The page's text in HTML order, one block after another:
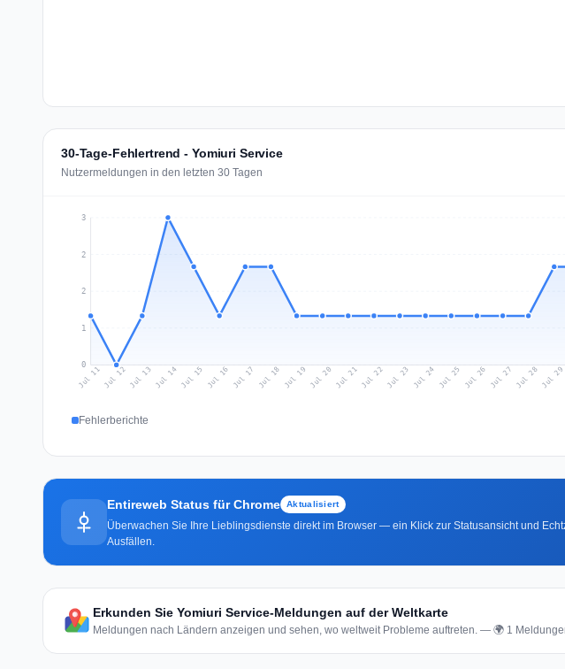
30-Tage-Fehlertrend - Yomiuri Service
Nutzermeldungen in den letzten 30 Tagen
0
1
2
2
3
Jul 11Jul 12Jul 13 Jul 14Jul 15 Jul 16 Jul 17 Jul 18 Jul 19 Jul 20 Jul 21Jul 22Jul 23 Jul 24 Jul 25 Jul 26 Jul 27 Jul 28Jul 29
Fehlerberichte
Entireweb Status für Chrome Aktualisiert
Überwachen Sie Ihre Lieblingsdienste direkt im Browser — ein Klick zur Statusansicht und
Ausfällen.
Erkunden Sie Yomiuri Service-Meldungen auf der Weltkarte
Meldungen nach Ländern anzeigen und sehen, wo weltweit Probleme auftreten. — 🌍 1